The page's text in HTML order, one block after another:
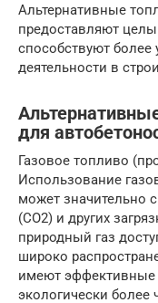
Альтернативные
предоставляют
способствуют более
деятельности в
для
Газовое топливо
Использование
может значительно
(CO2) и других
природный газ
широко
имеют эффективные
экологически более